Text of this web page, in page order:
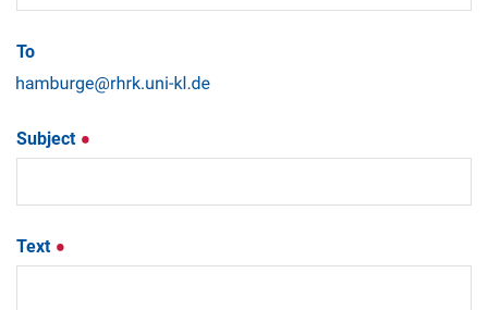
To
Subject
Text